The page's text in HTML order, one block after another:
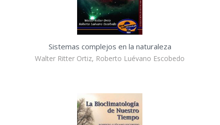
Sistemas complejos en la naturaleza
Walter Ritter Ortiz, Roberto Luévano Escobedo